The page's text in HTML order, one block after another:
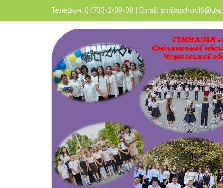
to
Телефон: 04733-2-09-38 | Email: